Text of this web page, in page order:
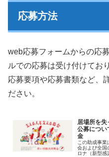
応募方法
web応募フォームからの応
ルでの応募は受け付けてお
応募要項や応募書類など、
ださい。
居場所を失
公募につい
金
この助成事
会および全
ロナ（新型感